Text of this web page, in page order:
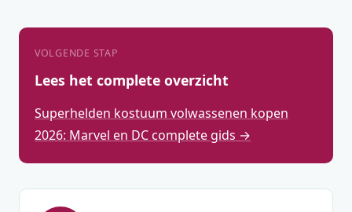
VOLGENDE STAP
Lees het complete overzicht
Superhelden kostuum volwassenen kopen
2026: Marvel en DC complete gids →